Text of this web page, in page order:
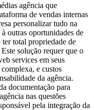
agência que
de vendas internas
personalizar tudo na
outras oportunidades de
ter total propriedade de
solução requer que o
services em seus
e custos
da agência.
documentação para
nas questões
pela integração da